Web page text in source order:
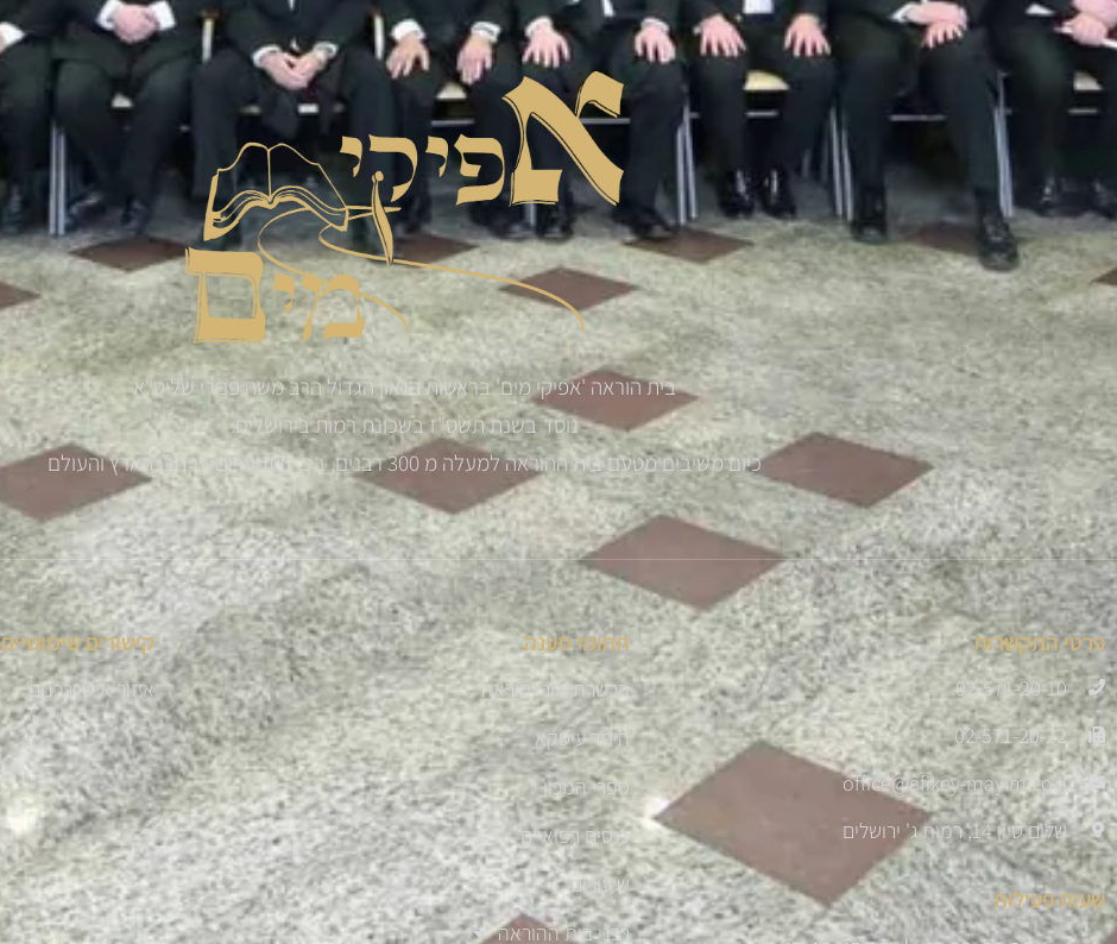
בית הוראה 'אפיקי מים' בראשות הגאון הגדול הרב משה פנירי שליט"א
נוסד בשנת תשס"ז בשכונת רמות בירושלים.
כיום משיבים מטעם בית ההוראה למעלה מ 300 רבנים, בכ -100 ערים ברחבי הארץ והעולם
פרטי התקשרות
02-571-20-10
02-571-20-22
office@afikey-mayim.co.il
שלום סיון 14, רמות ג' ירושלים
שעות פעילות
תחומי מענה
הכשרת מורי הוראה
היתר עיסקא
ספרי המכון
כנסים רפואיים
שיעורים
רבני בית ההוראה
קישורים שימושיים
איזור אישי רבנים